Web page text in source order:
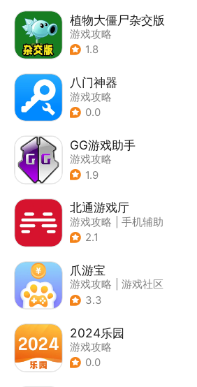
植物大僵尸杂交版
游戏攻略
1.8
八门神器
游戏攻略
0.0
GG游戏助手
游戏攻略
1.9
北通游戏厅
游戏攻略
手机辅助
2.1
爪游宝
游戏攻略
游戏社区
3.3
2024乐园
游戏攻略
0.0